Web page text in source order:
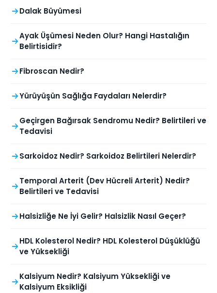
Dalak Büyümesi
Ayak Üşümesi Neden Olur? Hangi Hastalığın
Belirtisidir?
Fibroscan Nedir?
Yürüyüşün Sağlığa Faydaları Nelerdir?
Geçirgen Bağırsak Sendromu Nedir? Belirtileri ve
Tedavisi
Sarkoidoz Nedir? Sarkoidoz Belirtileri Nelerdir?
Temporal Arterit (Dev Hücreli Arterit) Nedir?
Belirtileri ve Tedavisi
Halsizliğe Ne İyi Gelir? Halsizlik Nasıl Geçer?
HDL Kolesterol Nedir? HDL Kolesterol Düşüklüğü
ve Yüksekliği
Kalsiyum Nedir? Kalsiyum Yüksekliği ve
Kalsiyum Eksikliği